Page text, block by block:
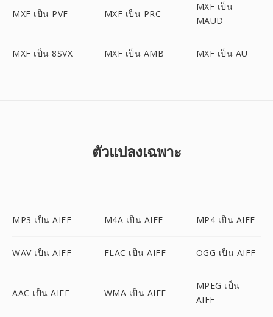
MXF เป็น PVF MXF เป็น PRC
MXF เป็น
MAUD
MXF เป็น 8SVX MXF เป็น AMB MXF เป็น AU
ตัวแปลงเฉพาะ
MP3 เป็น AIFF M4A เป็น AIFF MP4 เป็น AIFF
WAV เป็น AIFF FLAC เป็น AIFF OGG เป็น AIFF
AAC เป็น AIFF WMA เป็น AIFF
MPEG เป็น
AIFF